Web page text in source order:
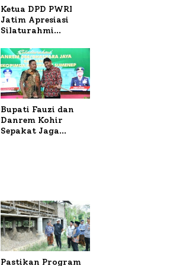
Ketua DPD PWRI
Jatim Apresiasi
Silaturahmi
dan PWRI, Sebut
Kemitraan Ideal
Polri-Pers
Bupati Fauzi dan
Danrem Kohir
Sepakat Jaga
Pastikan Program